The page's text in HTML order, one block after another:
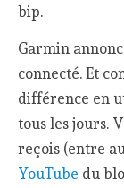
bip.
Garmin
connecté. Et
différence en
tous les jours.
reçois (entre
YouTube du